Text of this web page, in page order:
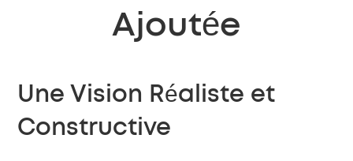
Ajoutée
Une Vision Réaliste et
Constructive